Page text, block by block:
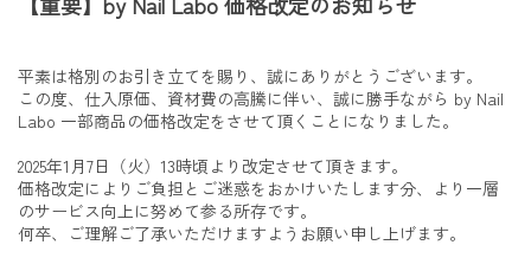
平素は格別のお引き立てを賜り、誠にありがとうございます。
この度、仕入原価、資材費の高騰に伴い、誠に勝手ながら by Nail
Labo 一部商品の価格改定をさせて頂くことになりました。
2025年1月7日（火）13時頃より改定させて頂きます。
価格改定によりご負担とご迷惑をおかけいたします分、より一層
のサービス向上に努めて参る所存です。
何卒、ご理解ご了承いただけますようお願い申し上げます。